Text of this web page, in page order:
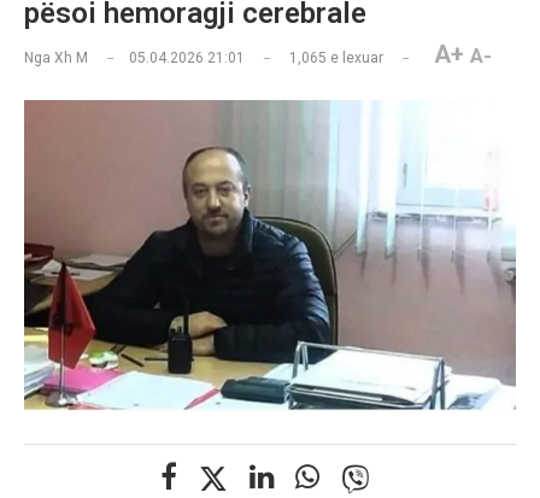
pësoi hemoragji cerebrale
Nga Xh M 05.04.2026 21:01 1,065 e lexuar A+ A-